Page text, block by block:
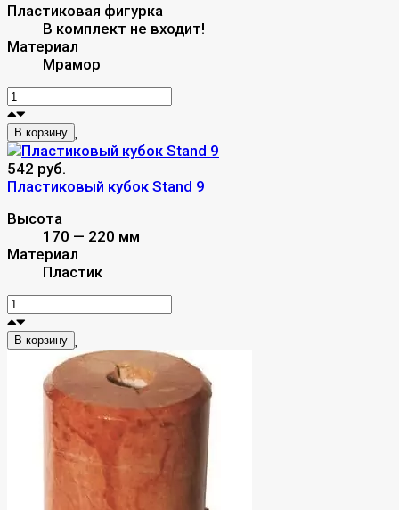
Пластиковая фигурка
В комплект не входит!
Материал
Мрамор
В корзину
542 руб.
Пластиковый кубок Stand 9
Высота
170 — 220 мм
Материал
Пластик
В корзину